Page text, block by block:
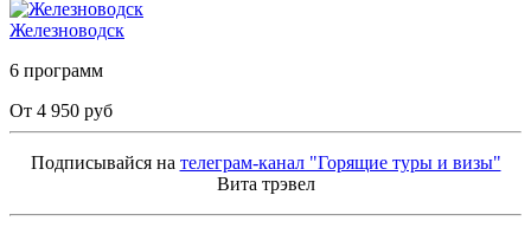
Железноводск
6 программ
От 4 950 руб
Подписывайся на телеграм-канал "Горящие туры и визы"
Вита трэвел